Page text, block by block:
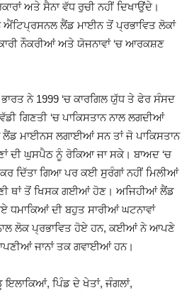
ਅਤੇ ਸੈਨਾ ਵੱਧ ਰੁਚੀ ਨਹੀਂ ਦਿਖਾਉਂਦੇ।
ਐਂਟਿਪ੍ਰਸਨਲ ਲੈਂਡ ਮਾਈਨ ਤੋਂ ਪ੍ਰਭਾਵਿਤ ਲੋਕਾਂ
ਨੌਕਰੀਆਂ ਅਤੇ ਯੋਜਨਾਵਾਂ ‘ਚ ਆਰਕਸ਼ਣ
ਨੇ 1999 ‘ਚ ਕਾਰਗਿਲ ਯੁੱਧ ਤੇ ਫੇਰ ਸੰਸਦ
ਗਿਣਤੀ ‘ਚ ਪਾਕਿਸਤਾਨ ਨਾਲ ਲਗਦੀਆਂ
ਮਾਈਨਸ ਲਗਾਈਆਂ ਸਨ ਤਾਂ ਜੋ ਪਾਕਿਸਤਾਨ
ਦੀ ਘੁਸਪੈਠ ਨੂੰ ਰੋਕਿਆ ਜਾ ਸਕੇ। ਬਾਅਦ ‘ਚ
ਦਿੱਤਾ ਗਿਆ ਪਰ ਕਈ ਸੁਰੰਗਾਂ ਨਹੀਂ ਮਿਲੀਆਂ
ਥਾਂ ਤੋਂ ਖਿਸਕ ਗਈਆਂ ਹੋਣ। ਅਜਿਹੀਆਂ ਲੈਂਡ
ਧਮਾਕਿਆਂ ਦੀ ਬਹੁਤ ਸਾਰੀਆਂ ਘਟਨਾਵਾਂ
ਲੋਕ ਪ੍ਰਭਾਵਿਤ ਹੋਏ ਹਨ, ਕਈਆਂ ਨੇ ਆਪਣੇ
ਜਾਨਾਂ ਤਕ ਗਵਾਈਆਂ ਹਨ।
ਪਿੰਡ ਦੇ ਖੇਤਾਂ, ਜੰਗਲਾਂ,